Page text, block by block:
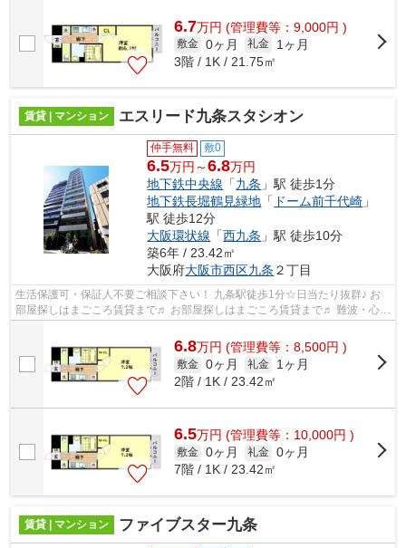
6.7万円 (管理費等：9,000円 )
敷金 0ヶ月 礼金
1ヶ月
3階 / 1K / 21.75㎡
賃貸 | マンション エスリード九条スタシオン
仲手無料 敷0
6.5万円～6.8万円
地下鉄中央線 「九条 」駅 徒歩1分
地下鉄長堀鶴見緑地 「 ドーム前千代崎 」
駅 徒歩12分
大阪環状線 「西九条 」駅 徒歩10分
築6年 / 23.42㎡
大阪府大阪市西区九条 ２丁目
生活保護可・保証人不要ご相談下さい！ 九条駅徒歩1分☆日当たり抜群♪ お
部屋探しはまごころ賃貸まで♬ お部屋探しはまごころ賃貸まで♬ 難波・心斎
橋徒歩圏内♪ ＬＩＮＥ 【＠490vxeie...
6.8万円 (管理費等：8,500円 )
敷金 0ヶ月 礼金
1ヶ月
2階 / 1K / 23.42㎡
6.5万円 (管理費等：10,000円 )
敷金 0ヶ月 礼金 0ヶ月
7階 / 1K / 23.42㎡
賃貸 | マンション ファイブスター九条